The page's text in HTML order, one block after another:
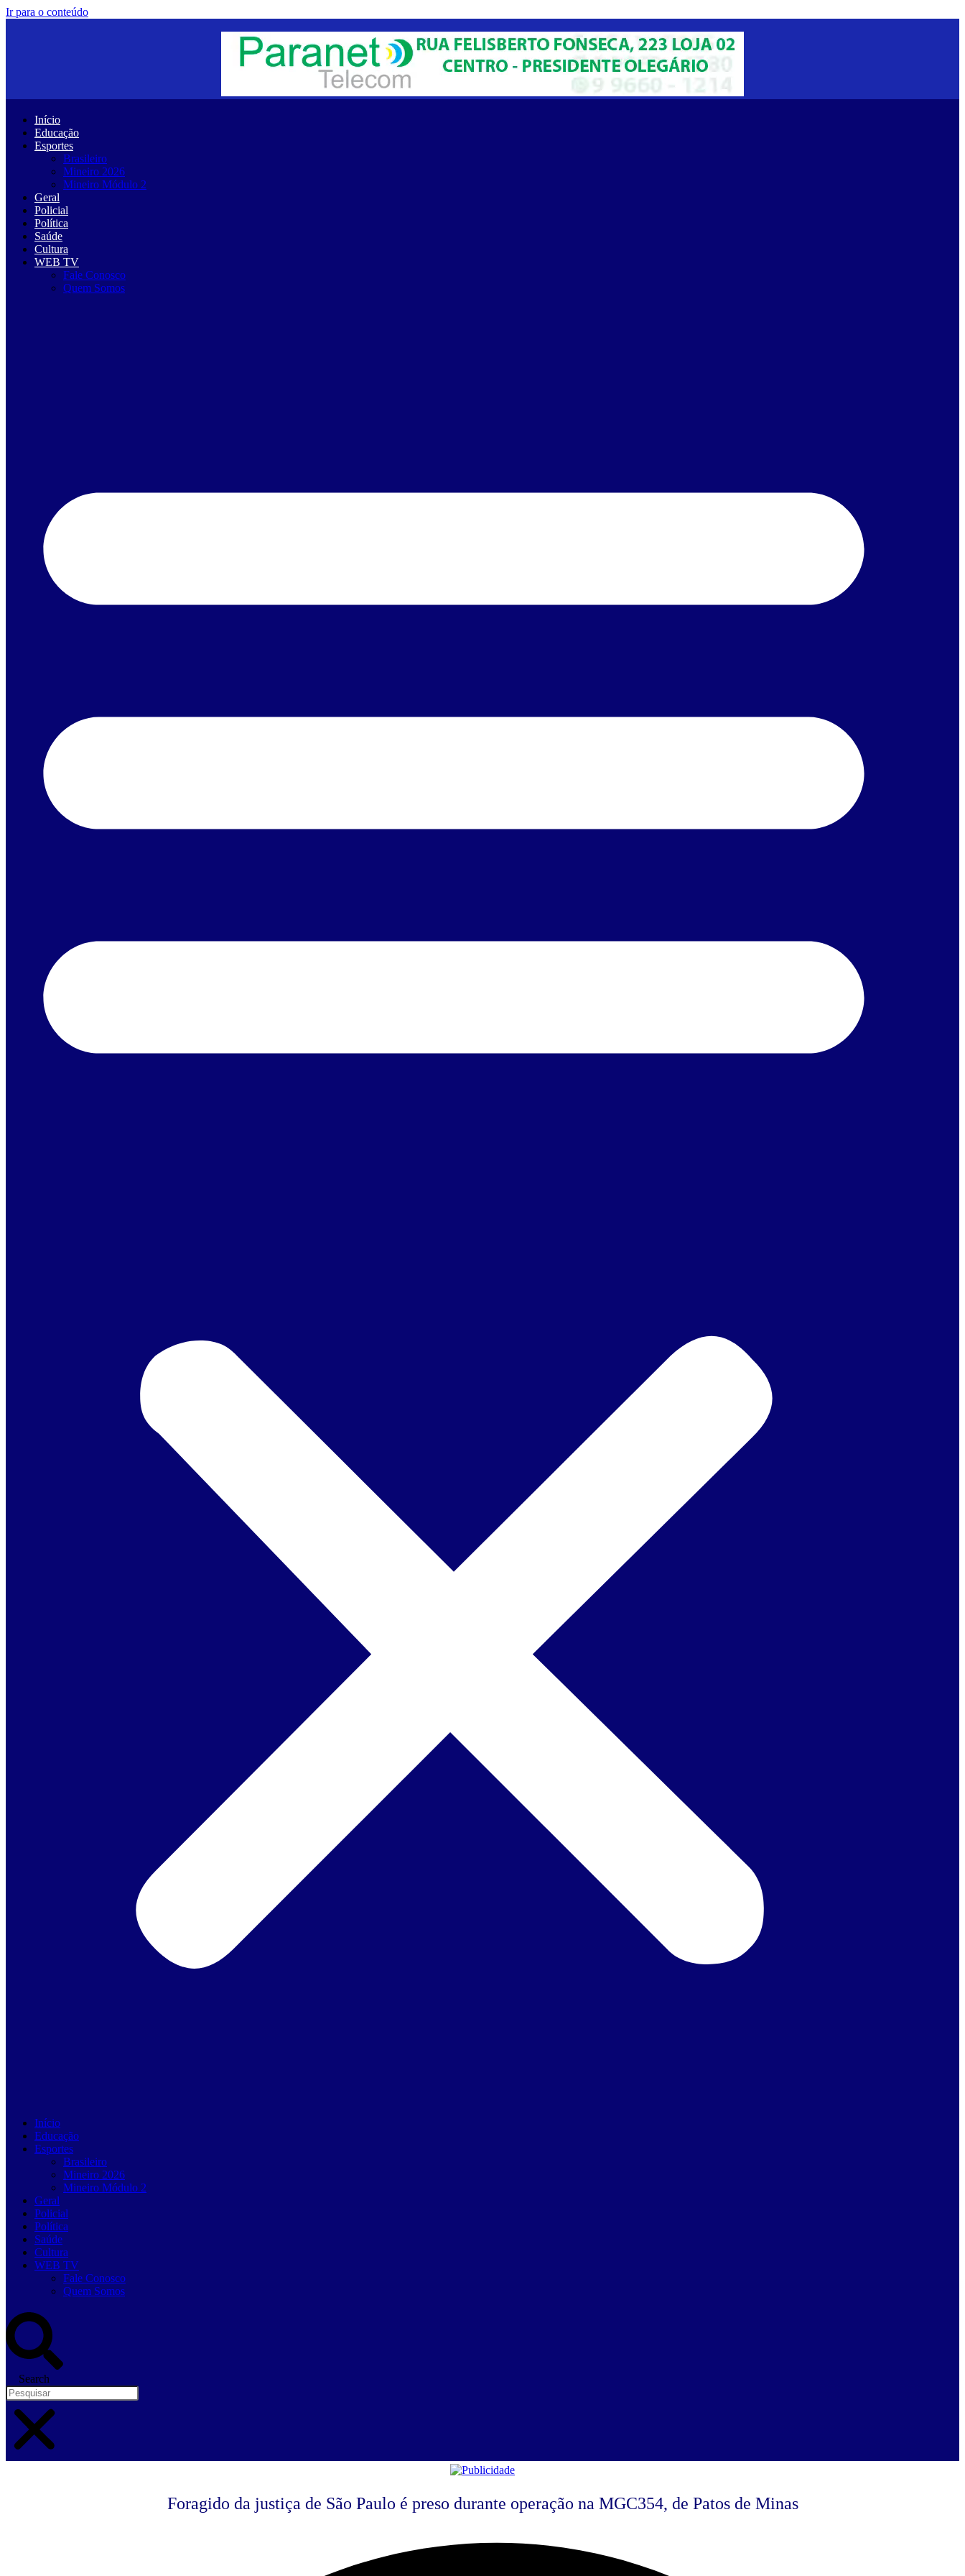
Ir para o conteúdo
Início
Educação
Esportes
Brasileiro
Mineiro 2026
Mineiro Módulo 2
Geral
Policial
Política
Saúde
Cultura
WEB TV
Fale Conosco
Quem Somos
Início
Educação
Esportes
Brasileiro
Mineiro 2026
Mineiro Módulo 2
Geral
Policial
Política
Saúde
Cultura
WEB TV
Fale Conosco
Quem Somos
Search
Foragido da justiça de São Paulo é preso durante operação na MGC354, de Patos de Minas